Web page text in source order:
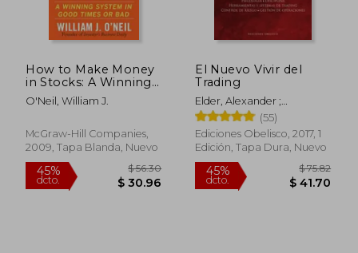
How to Make Money
in Stocks: A Winning
System in Good
Times and Bad,
Inglés)
O'Neil, William J.
McGraw-Hill Companies,
2009, Tapa Blanda, Nuevo
El Nuevo Vivir del
Trading
Elder, Alexander ;
Planaguma, Israel
(55)
Ediciones Obelisco, 2017, 1
Edición, Tapa Dura, Nuevo